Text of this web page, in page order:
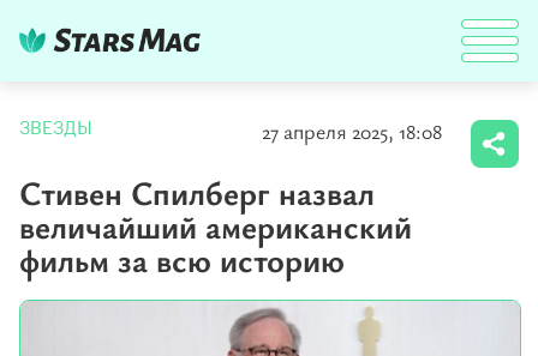
ЗВЕЗДЫ 27 апреля 2025, 18:08
Стивен Спилберг назвал
величайший американский
фильм за всю историю